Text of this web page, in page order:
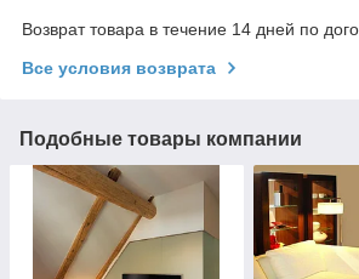
Возврат товара в течение 14 дней по
Все условия возврата
Подобные товары компании